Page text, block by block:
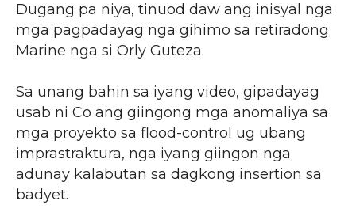
Dugang pa niya, tinuod daw ang inisyal nga
mga pagpadayag nga gihimo sa retiradong
Marine nga si Orly Guteza.
Sa unang bahin sa iyang video, gipadayag
usab ni Co ang giingong mga anomaliya sa
mga proyekto sa flood-control ug ubang
imprastraktura, nga iyang giingon nga
adunay kalabutan sa dagkong insertion sa
badyet.